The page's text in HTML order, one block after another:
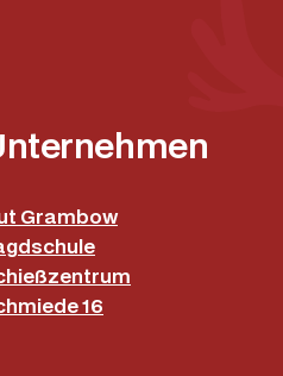
Grambow
16